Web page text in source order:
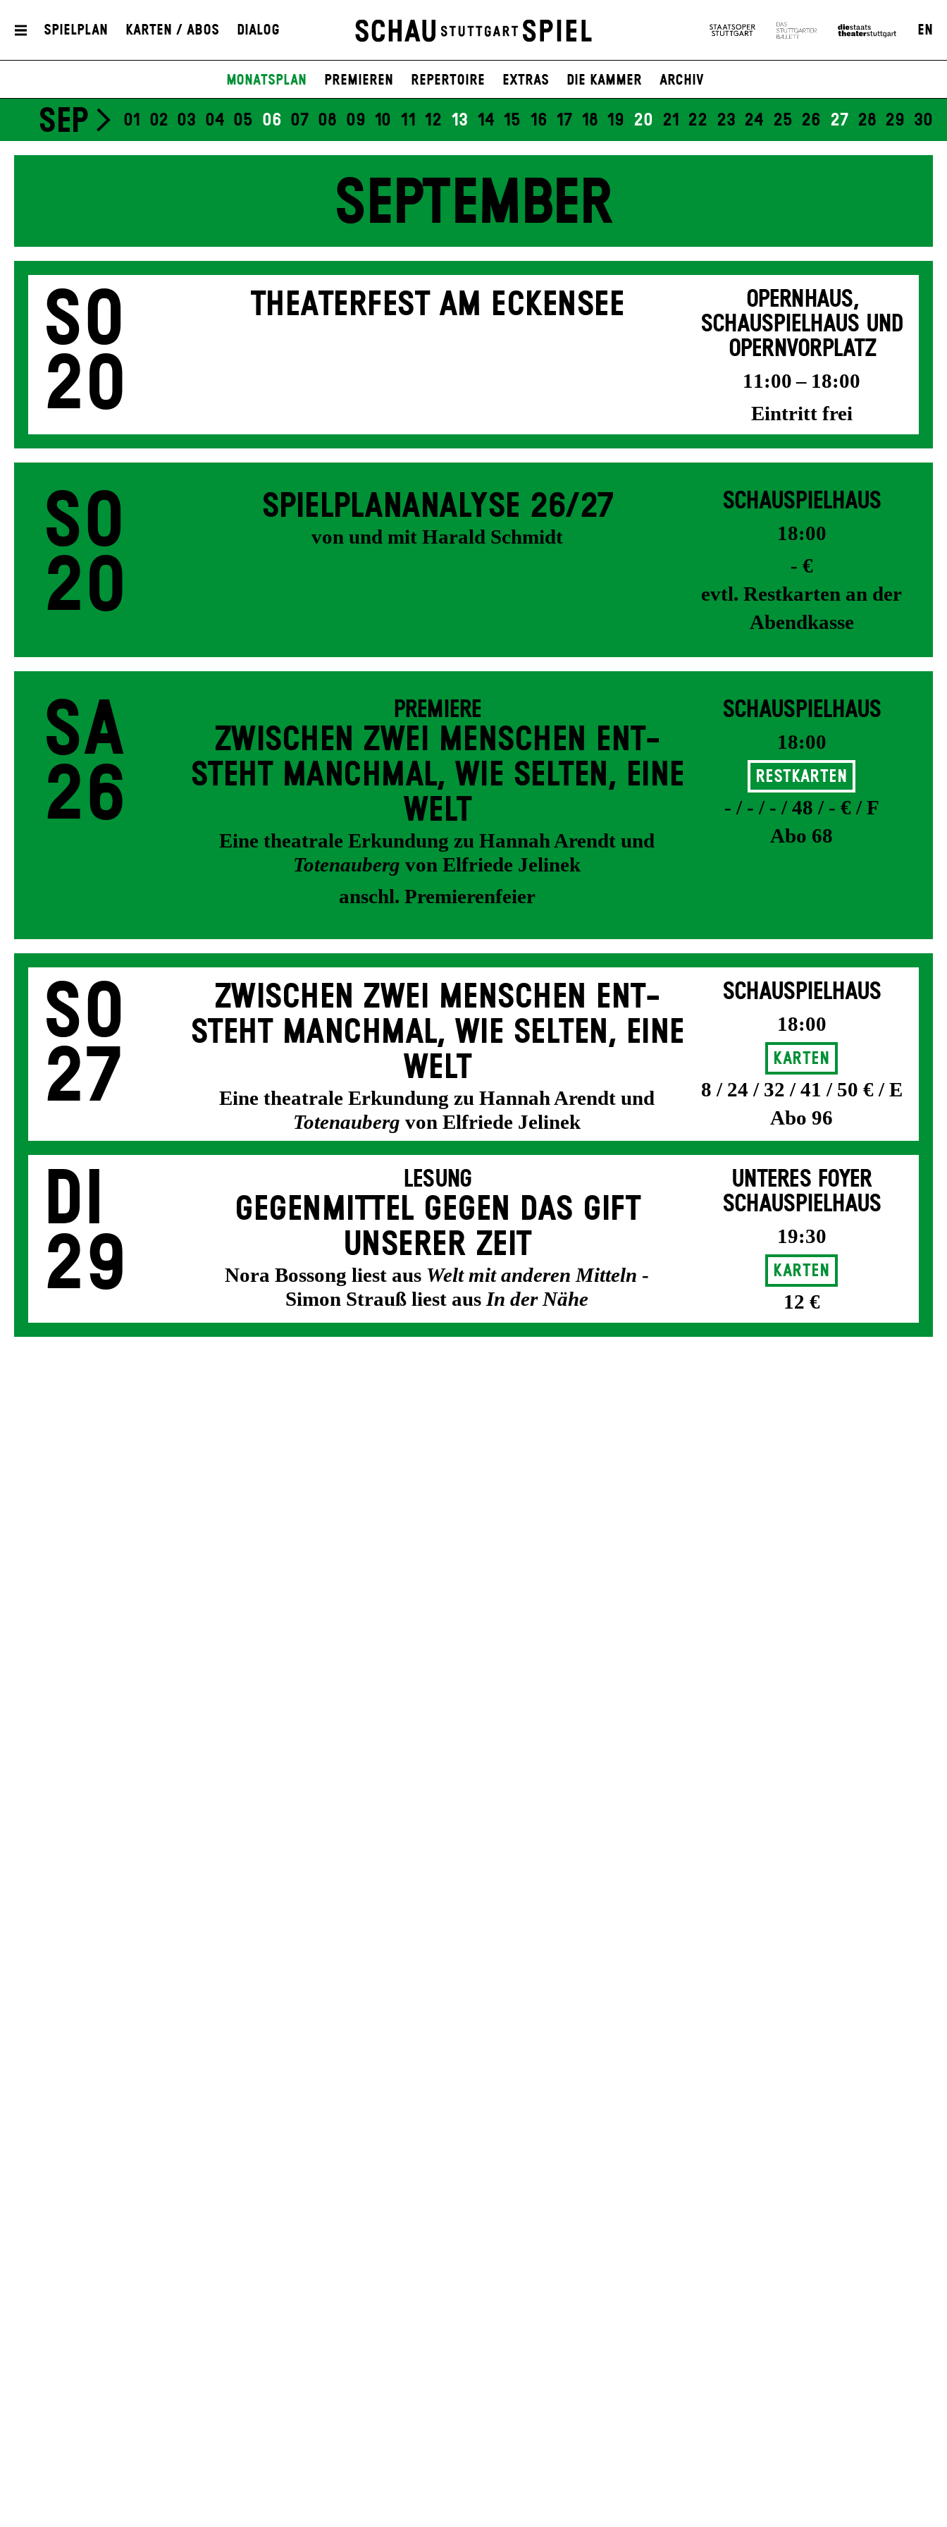
Spielplan Karten / Abos Dialog EN
Monatsplan Premieren Repertoire Extras Die Kammer Archiv
SEP 01 02 03 04 05 06 07 08 09 10 11 12 13 14 15 16 17 18 19 20 21 22 23 24 25 26 27 28 29 30
SEPTEMBER
So
20
THEATERFEST AM ECKENSEE
OPERNHAUS,
SCHAUSPIELHAUS UND
OPERNVORPLATZ
11:00 – 18:00
Eintritt frei
So
20
SPIEL­PLAN­ANALYSE 26/27
von und mit Harald Schmidt
SCHAUSPIELHAUS
18:00
- €
evtl. Restkarten an der
Abendkasse
Sa
26
PREMIERE
ZWISCHEN ZWEI MENSCHEN ENT­
STEHT MANCH­MAL, WIE SELTEN, EINE
WELT
Eine theatrale Erkundung zu Hannah Arendt und
Totenauberg von Elfriede Jelinek
anschl. Premierenfeier
SCHAUSPIELHAUS
18:00
Restkarten
- / - / - / 48 / - € / F
Abo 68
So
27
ZWISCHEN ZWEI MENSCHEN ENT­
STEHT MANCH­MAL, WIE SELTEN, EINE
WELT
Eine theatrale Erkundung zu Hannah Arendt und
Totenauberg von Elfriede Jelinek
SCHAUSPIELHAUS
18:00
Karten
8 / 24 / 32 / 41 / 50 € / E
Abo 96
Di
29
LESUNG
GEGEN­MITTEL GEGEN DAS GIFT
UNSERER ZEIT
Nora Bossong liest aus Welt mit anderen Mitteln -
Simon Strauß liest ausIn der Nähe
UNTERES FOYER
SCHAUSPIELHAUS
19:30
Karten
12 €